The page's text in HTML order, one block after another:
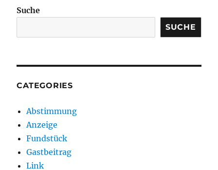
Suche
SUCHE
CATEGORIES
Abstimmung
Anzeige
Fundstück
Gastbeitrag
Link